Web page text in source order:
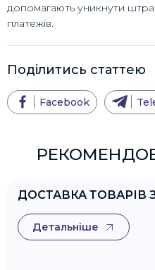
допомагають уникнути
платежів.
Поділитись статтею
Facebook
ДОСТАВКА ТОВАРІВ
Детальніше